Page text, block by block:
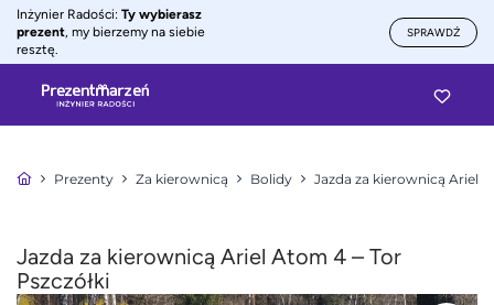
Inżynier Radości: Ty wybierasz
prezent, my bierzemy na siebie
resztę.
SPRAWDŹ
Prezenty Za kierownicą Bolidy Jazda za kierownicą Ariel
Jazda za kierownicą Ariel Atom 4 – Tor
Pszczółki